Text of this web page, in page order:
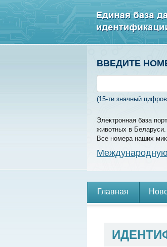
ВВЕДИТЕ
(15-ти значный
Электронная база
животных в Беларуси.
Все номера наших
Главная